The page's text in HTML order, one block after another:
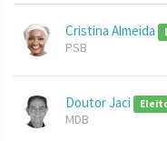
Cristina Almeida
PSB
Doutor Jaci
MDB